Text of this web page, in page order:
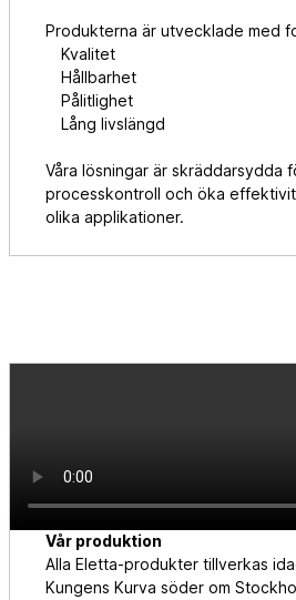
Produkterna är utvecklade med
Kvalitet
Hållbarhet
Pålitlighet
Lång livslängd
Våra lösningar är skräddarsydda
processkontroll och öka
olika applikationer.
Vår produktion
Alla Eletta-produkter tillverkas
Kungens Kurva söder om